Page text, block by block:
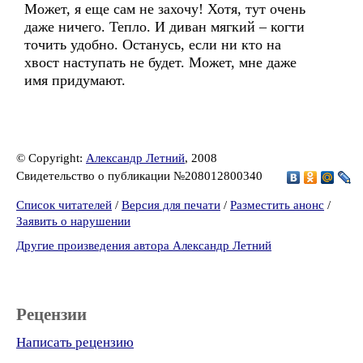
Может, я еще сам не захочу! Хотя, тут очень
даже ничего. Тепло. И диван мягкий – когти
точить удобно. Останусь, если ни кто на
хвост наступать не будет. Может, мне даже
имя придумают.
© Copyright: Александр Летний, 2008
Свидетельство о публикации №208012800340
Список читателей / Версия для печати / Разместить анонс /
Заявить о нарушении
Другие произведения автора Александр Летний
Рецензии
Написать рецензию